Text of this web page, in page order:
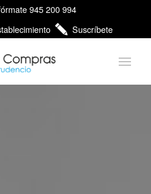
945 200 994
Suscríbete